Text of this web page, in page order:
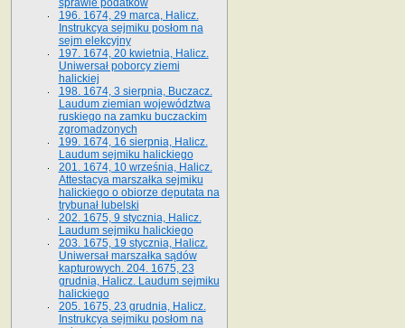
sprawie podatków
196. 1674, 29 marca, Halicz.
Instrukcya sejmiku posłom na
sejm elekcyjny
197. 1674, 20 kwietnia, Halicz.
Uniwersał poborcy ziemi
halickiej
198. 1674, 3 sierpnia, Buczacz.
Laudum ziemian województwa
ruskiego na zamku buczackim
zgromadzonych
199. 1674, 16 sierpnia, Halicz.
Laudum sejmiku halickiego
201. 1674, 10 września, Halicz.
Attestacya marszałka sejmiku
halickiego o obiorze deputata na
trybunał lubelski
202. 1675, 9 stycznia, Halicz.
Laudum sejmiku halickiego
203. 1675, 19 stycznia, Halicz.
Uniwersał marszałka sądów
kapturowych. 204. 1675, 23
grudnia, Halicz. Laudum sejmiku
halickiego
205. 1675, 23 grudnia, Halicz.
Instrukcya sejmiku posłom na